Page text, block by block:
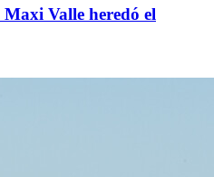
Valle heredó el